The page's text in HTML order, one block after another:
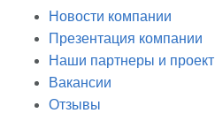
Новости компании
Презентация компании
Наши партнеры и
Вакансии
Отзывы